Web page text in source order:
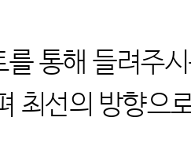
를 통해 들려주
최선의 방향으